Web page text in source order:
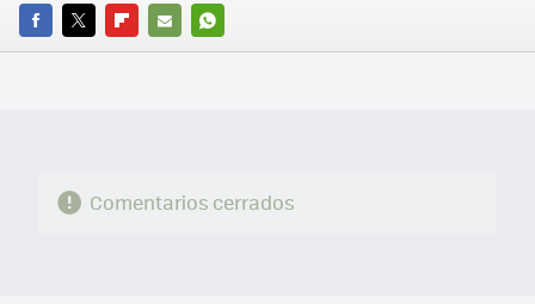
FACEBOOK
TWITTERFLIPBOARD
E-
WHATSAPP
Comentarios cerrados